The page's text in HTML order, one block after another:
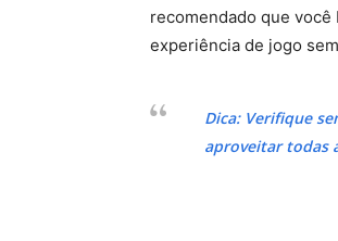
recomendado que
experiência de jogo
Dica: Verifique
aproveitar todas